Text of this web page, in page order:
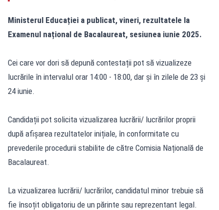
Ministerul Educației a publicat, vineri, rezultatele la
Examenul național de Bacalaureat, sesiunea iunie 2025.
Cei care vor dori să depună contestații pot să vizualizeze
lucrările în intervalul orar 14:00 - 18:00, dar și în zilele de 23 și
24 iunie.
Candidații pot solicita vizualizarea lucrării/ lucrărilor proprii
după afișarea rezultatelor inițiale, în conformitate cu
prevederile procedurii stabilite de către Comisia Națională de
Bacalaureat.
La vizualizarea lucrării/ lucrărilor, candidatul minor trebuie să
fie însoțit obligatoriu de un părinte sau reprezentant legal.